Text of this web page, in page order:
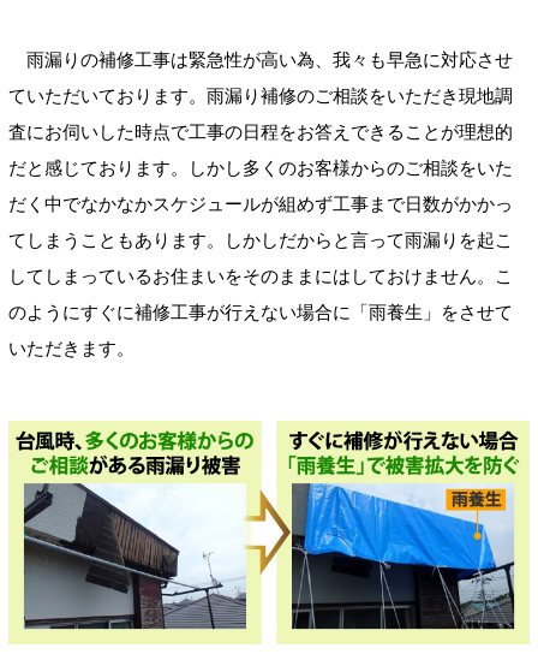
雨漏りの補修工事は緊急性が高い為、我々も早急に対応させ
ていただいております。雨漏り補修のご相談をいただき現地調
査にお伺いした時点で工事の日程をお答えできることが理想的
だと感じております。しかし多くのお客様からのご相談をいた
だく中でなかなかスケジュールが組めず工事まで日数がかかっ
てしまうこともあります。しかしだからと言って雨漏りを起こ
してしまっているお住まいをそのままにはしておけません。こ
のようにすぐに補修工事が行えない場合に「雨養生」をさせて
いただきます。